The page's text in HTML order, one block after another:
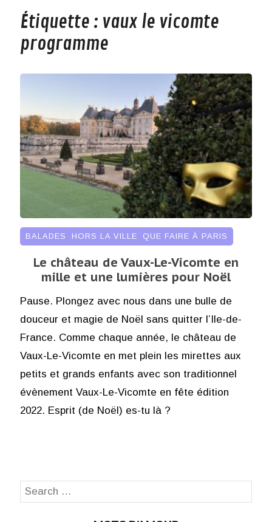
Étiquette : vaux le vicomte
programme
BALADES HORS LA VILLE QUE FAIRE À PARIS
Le château de Vaux-Le-Vicomte en
mille et une lumières pour Noël
Pause. Plongez avec nous dans une bulle de
douceur et magie de Noël sans quitter l’Ile-de-
France. Comme chaque année, le château de
Vaux-Le-Vicomte en met plein les mirettes aux
petits et grands enfants avec son traditionnel
évènement Vaux-Le-Vicomte en fête édition
2022. Esprit (de Noël) es-tu là ?
Search